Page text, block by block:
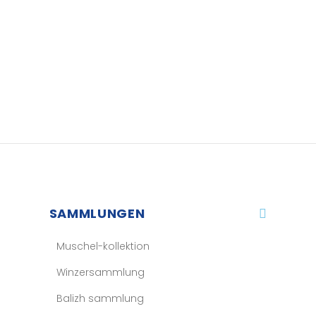
SAMMLUNGEN
Muschel-kollektion
Winzersammlung
Balizh sammlung